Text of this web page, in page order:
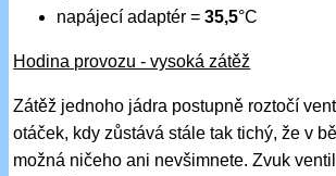
napájecí adaptér =35,5°C
Hodina provozu - vysoká zátěž
Zátěž jednoho jádra postupně roztočí
otáček, kdy zůstává stále tak tichý, že v
možná ničeho ani nevšimnete. Zvuk